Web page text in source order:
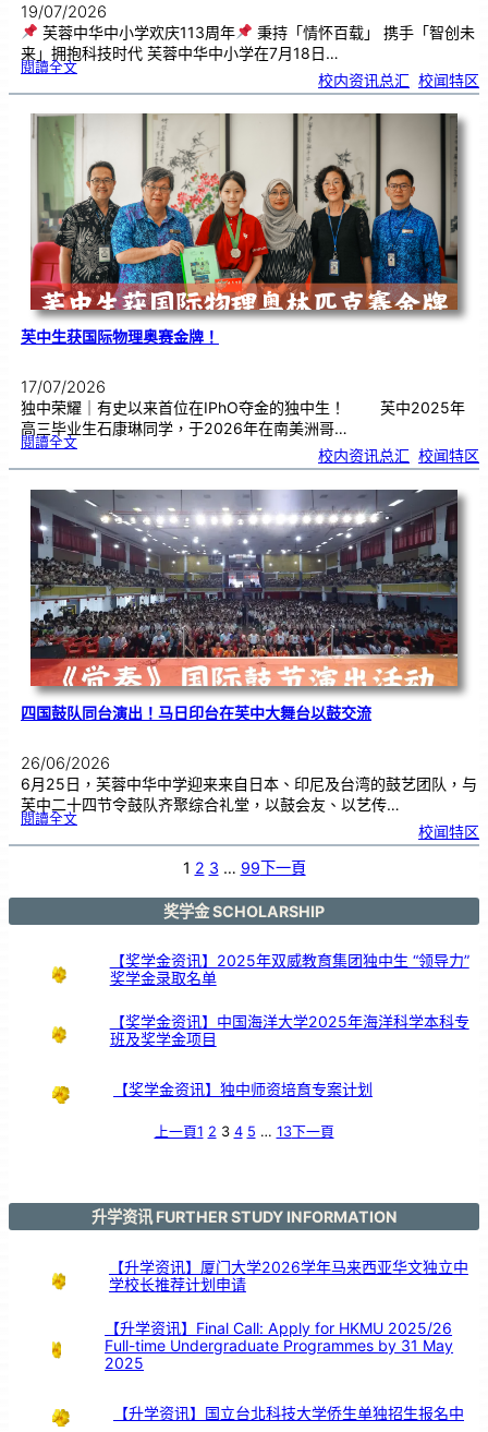
19/07/2026
芙蓉中华中小学欢庆113周年
秉持「情怀百载」 携手「智创未
来」拥抱科技时代 芙蓉中华中小学在7月18日…
閱讀全文:芙
华
小
学
欢庆
周
年
校内资讯总汇 校闻特区
芙中生获国际物理奥赛金牌！
17/07/2026
独中荣耀｜有史以来首位在IPhO夺金的独中生！ 芙中2025年
高三毕业生石康琳同学，于2026年在南美洲哥…
閱讀全文:芙
生
获
际
物
理
赛
金
牌
！
校内资讯总汇 校闻特区
四国鼓队同台演出！马日印台在芙中大舞台以鼓交流
26/06/2026
6月25日，芙蓉中华中学迎来来自日本、印尼及台湾的鼓艺团队，与
芙中二十四节令鼓队齐聚综合礼堂，以鼓会友、以艺传…
閱讀全文:四
队
日
在
校闻特区
1 2 3 … 99下一頁
奖学金 SCHOLARSHIP
【奖学金资讯】2025年双威教育集团独中生 “领导力”
奖学金录取名单
【奖学金资讯】中国海洋大学2025年海洋科学本科专
班及奖学金项目
【奖学金资讯】独中师资培育专案计划
上一頁1 2 3 4 5 … 13下一頁
升学资讯 FURTHER STUDY INFORMATION
【升学资讯】厦门大学2026学年马来西亚华文独立中
学校长推荐计划申请
【升学资讯】Final Call: Apply for HKMU 2025/26
Full-time Undergraduate Programmes by 31 May
2025
【升学资讯】国立台北科技大学侨生单独招生报名中